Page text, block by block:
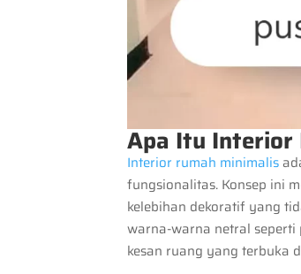
Apa Itu Interior
Interior rumah minimalis
fungsionalitas. Konsep ini
kelebihan dekoratif yang
warna-warna netral
kesan ruang yang terbuka